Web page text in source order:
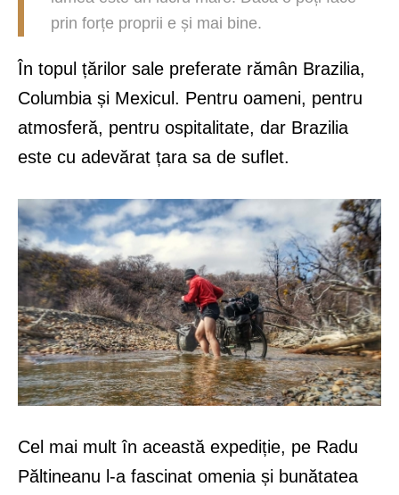
prin forțe proprii e și mai bine.
În topul țărilor sale preferate rămân Brazilia,
Columbia și Mexicul. Pentru oameni, pentru
atmosferă, pentru ospitalitate, dar Brazilia
este cu adevărat țara sa de suflet.
Cel mai mult în această expediție, pe Radu
Păltineanu l-a fascinat omenia și bunătatea